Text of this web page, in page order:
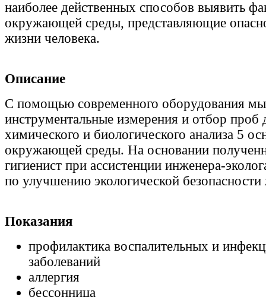
наиболее действенных способов выявить
окружающей среды, представляющие
жизни человека.
Описание
С помощью современного оборудования
инструментальные измерения и отбор проб
химического и биологического анализа 5
окружающей среды. На основании
гигиенист при ассистенции инженера-
по улучшению экологической
Показания
профилактика воспалительных и
заболеваний
аллергия
бессонница